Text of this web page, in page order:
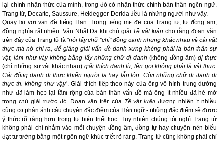
lại chính nhận thức của mình, trong đó có nhận thức chính bản thân ngôn ngữ.
Trang tử, Decarte, Saussure, Heidegger, Derida đều là những người như vậy.
Quay lại với vấn đề tiếng Hán. Trong tiếng mẹ đẻ của Trang tử, từ đồng âm,
đồng nghĩa rất nhiều. Văn Nhất Đa khi chú giải Tề vật luận cho rằng đoạn văn
trên đây của Trang tử là "nói lấy chữ "chỉ" đồng danh nhưng khác nhau về cái vật
thực mà nó chỉ ra, để giảng giải vấn đề danh xưng không phải là bản thân sự
vật, làm như vậy không bằng lấy những chữ dị danh (không đồng âm) dị thực
(chỉ những sự vật khác nhau) giải thích danh từ, tên gọi không phải là vật thực.
Cái đồng danh dị thực khiến người ta hay lẫn lộn. Còn những chữ dị danh dị
thực thì không như vậy". Giải thích tiếp theo này của ông vô hình trung dường
như đã làm hẹp lại tầm rộng của bản thân vấn đề mà ông ít nhiều đã hé mở
trong chú giải trước đó. Đoạn văn trên của Tề vật luận đương nhiên ít nhiều
cũng có phản ánh câu chuyện đặc điểm của Hán ngữ - những đặc điểm sẽ được
ý thức rõ ràng hơn trong tư biện triết học. Tuy nhiên chúng tôi nghĩ Trang tử
không phải chỉ nhắm vào mỗi chuyện đồng âm, đồng tự hay chuyện nên biểu
đạt tư tưởng bằng một ngôn ngữ khúc triết rõ ràng. Trang tử cũng không phải chỉ